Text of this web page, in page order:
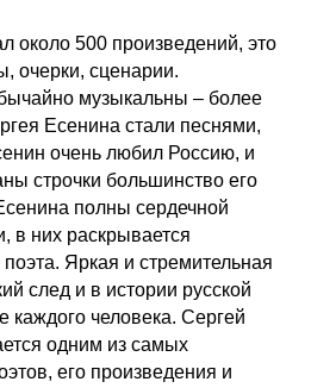
около 500 произведений, это
очерки, сценарии.
музыкальны – более
Есенина стали песнями,
очень любил Россию, и
строчки большинство его
полны сердечной
в них раскрывается
Яркая и стремительная
след и в истории русской
каждого человека. Сергей
одним из самых
его произведения и